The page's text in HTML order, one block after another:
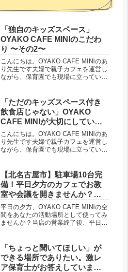
「独自のキッズスペース」
OYAKO CAFE MINIのこだわ
り 〜その2〜
こんにちは。OYAKO CAFE MINIのあ
り先生です夫婦で親子カフェを運営し
ながら、保育園でも現場に立っている
見渡せる安心感保育士がいること落ち
着いた空間づくりなど、O...
「ただのキッズスペース付き
飲食店じゃない」OYAKO
CAFE MINIが大切にしている
こと 〜その1〜
こんにちは。OYAKO CAFE MINIのあ
り先生です夫婦で親子カフェを運営し
ながら、保育園でも現場に立っている
キッズカフェと全く違う！」「どうし
てこんなに落ち着いて過ご...
【北名古屋市】駐車場10台完
備！平日夕方のカフェでお教
室や会議を開きませんか？
（レンタルスペース受付開始
のお知らせ）
平日の夕方、OYAKO CAFE MINIの空
間をあなたの活動場所として使ってみ
ませんか？当店の営業終了後、平日
ました！「教室を開きたいけれど、場
所が見つからない...
「ちょっと聞いてほしい」が
できる場所でありたい。激レ
ア保育士がお答えしていま